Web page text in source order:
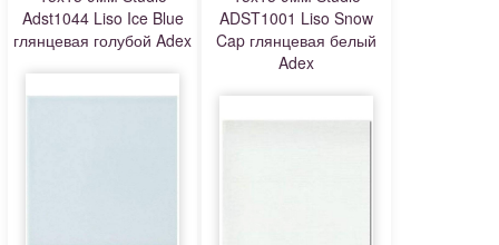
Adst1044 Liso Ice Blue
глянцевая голубой Adex
ADST1001 Liso Snow
Cap глянцевая белый
Adex